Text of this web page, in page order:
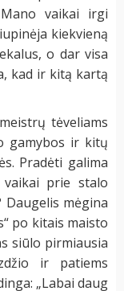
vaikai irgi
kiekvieną
o dar visa
kad ir kitą kartą
tėveliams
gamybos ir kitų
Pradėti galima
prie stalo
mėgina
po kitais maisto
siūlo pirmiausia
ir patiems
„Labai daug